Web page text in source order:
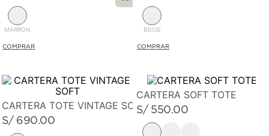
MARRON BEIGE
CARTERA TOTE VINTAGE SOFT
S/ 690.00
CARTERA SOFT TOTE
S/ 550.00